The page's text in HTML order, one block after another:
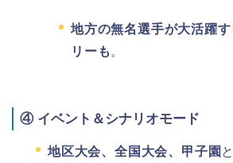
地方の無名選手が大活躍
リーも 。
④ イベント＆シナリオモード
地区大会、全国大会、甲子園